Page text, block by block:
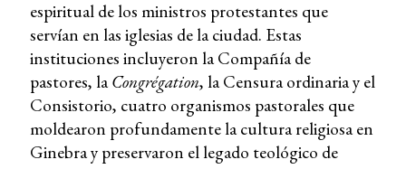
espiritual de los ministros protestantes que
servían en las iglesias de la ciudad. Estas
instituciones incluyeron la Compañía de
pastores, la Congrégation, la Censura ordinaria y el
Consistorio, cuatro organismos pastorales que
moldearon profundamente la cultura religiosa en
Ginebra y preservaron el legado teológico de